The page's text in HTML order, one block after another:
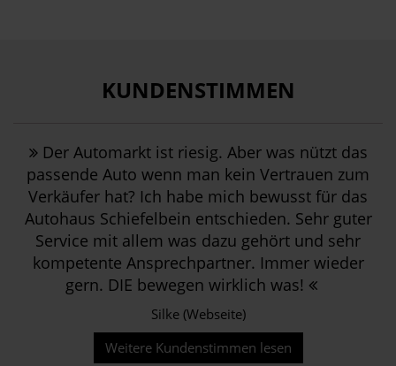
KUNDENSTIMMEN
Der Automarkt ist riesig. Aber was nützt das
passende Auto wenn man kein Vertrauen zum
Verkäufer hat? Ich habe mich bewusst für das
Autohaus Schiefelbein entschieden. Sehr guter
Service mit allem was dazu gehört und sehr
kompetente Ansprechpartner. Immer wieder
gern. DIE bewegen wirklich was!
Silke (Webseite)
Weitere Kundenstimmen lesen